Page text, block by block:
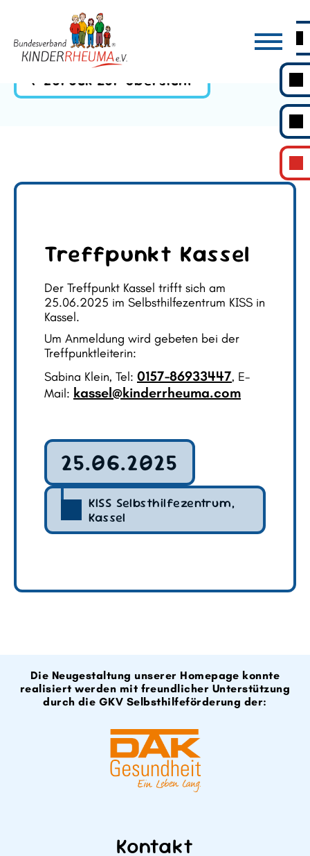
Zurück zur Übersicht
Treffpunkt Kassel
Der Treffpunkt Kassel trifft sich am
25.06.2025 im Selbsthilfezentrum KISS in
Kassel.
Um Anmeldung wird gebeten bei der
Treffpunktleiterin:
Sabina Klein, Tel: 0157-86933447, E-
Mail: kassel@kinderrheuma.com
25.06.2025
KISS Selbsthilfezentrum,
Kassel
Kontakt
Die Neugestaltung unserer Homepage konnte
realisiert werden mit freundlicher Unterstützung
durch die GKV Selbsthilfeförderung der: